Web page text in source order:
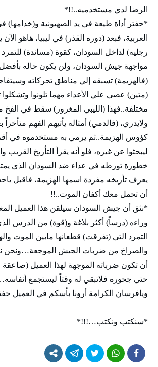
الرضا لدي مستخدميه..!!*
*حفتر أداة طيعة في يد الصهيونية و(خدامها)
العربية، فبعد (دوره القذر) في ليبيا، هاهو
رجليه) لداخل السودان، كقوة (مساندة)
مواجهة جيش السودان، ولن يكون حاله
(فالهزيمة) تسبقه إلي مناطق تحركاته
(متين) عصي علي الأعداء مهما تلونوا
مختلفة..فهذا (الليبي المغرور) سقط في
ولايدري، (فالدمي) أمثاله يأتيهم الفهم متأخراً
كؤوس الهزيمة..ثم يرمي به مستخدموه في
ليبحثوا عن غيره، فلو أنه يقرأ التأريخ القريب
خطورة تورطه في عداء ضد السودان الذي
يعرف تأريخه مفردة اسمها الهزيمة، فاقبل
أن تحمل معك أكفان الموت..!!
*نثق أن جيش السودان سيلقن هذا العميل
وراءه (درساً) أكثر بلاغة و(قوة) من الدرس
التمرد التي (تفرقت) قطعانها مابين الموت
والصراخ من ضربات الجيش الموجعة…ونحن
أن تكون ضرباته الموجهة لهذا العميل
حتي جحوره فلاتبقي له وقتاً ليستجمع
ويافرسان الكرامة أرونا بأسكم في العميل
*سنكتب ونكتب…!!!*